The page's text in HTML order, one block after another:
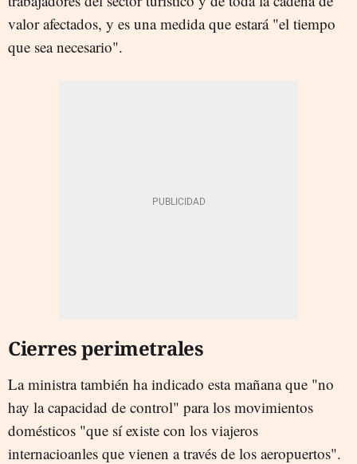
valor afectados, y es una medida que estará "el tiempo
que sea necesario".
Cierres perimetrales
La ministra también ha indicado esta mañana que "no
hay la capacidad de control" para los movimientos
domésticos "que sí existe con los viajeros
internacioanles que vienen a través de los aeropuertos".